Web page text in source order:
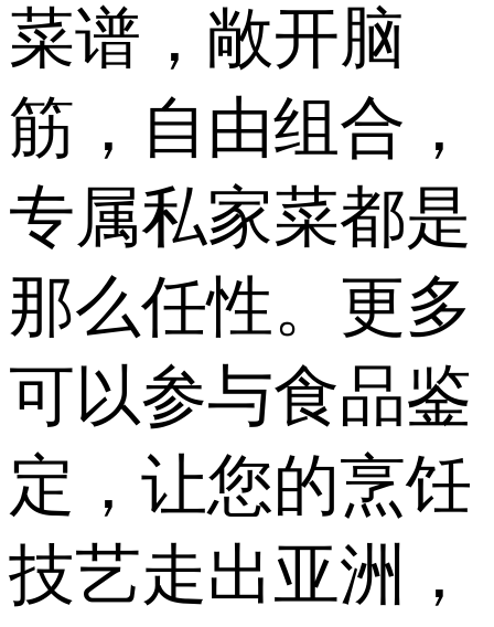
菜谱，敞开脑
筋，自由组合，
专属私家菜都是
那么任性。更多
可以参与食品鉴
定，让您的烹饪
技艺走出亚洲，